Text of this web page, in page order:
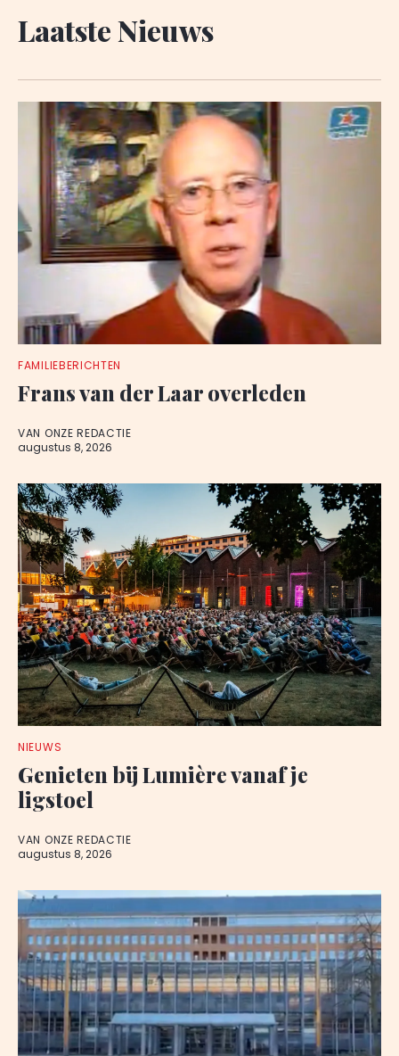
Laatste Nieuws
FAMILIEBERICHTEN
Frans van der Laar overleden
VAN ONZE REDACTIE
augustus 8, 2026
NIEUWS
Genieten bij Lumière vanaf je
ligstoel
VAN ONZE REDACTIE
augustus 8, 2026